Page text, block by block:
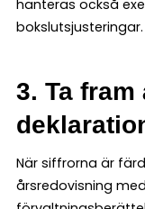
hanteras också
bokslutsjusteringar.
3. Ta
När siffrorna är
årsredovisning